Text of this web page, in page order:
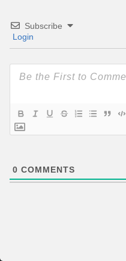
Subscribe
Login
0 COMMENTS